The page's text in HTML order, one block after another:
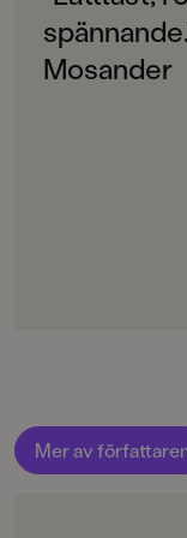
Svenska
SERIE
Mosander
Mer av